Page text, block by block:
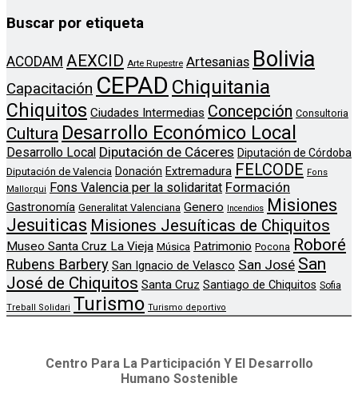
Buscar por etiqueta
ACODAM AEXCID Arte Rupestre Artesanias Bolivia
Capacitación CEPAD Chiquitania
Chiquitos Ciudades Intermedias Concepción Consultoria
Cultura Desarrollo Económico Local
Desarrollo Local Diputación de Cáceres Diputación de Córdoba
Diputación de Valencia Donación Extremadura FELCODE Fons
Mallorqui
Fons Valencia per la solidaritat Formación
Gastronomía Generalitat Valenciana Genero Incendios
Misiones
Jesuiticas Misiones Jesuíticas de Chiquitos
Museo Santa Cruz La Vieja Música Patrimonio Pocona Roboré
Rubens Barbery San Ignacio de Velasco San José San
José de Chiquitos Santa Cruz Santiago de Chiquitos Sofia
Treball Solidari Turismo Turismo deportivo
Centro Para La Participación Y El Desarrollo
Humano Sostenible